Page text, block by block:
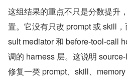
这组结果的重点不只是分数提升
置。它没有只改 prompt 或 skill
sult mediator 和 before-tool-call
调的 harness 层。这说明
修复一类 prompt、skill、memory